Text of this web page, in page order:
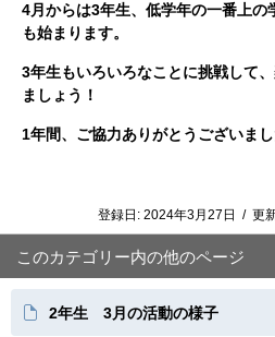
4月からは3年生、低学年の一番上の
も始まります。
3年生もいろいろなことに挑戦して
ましょう！
1年間、ご協力ありがとうございまし
登録日: 2024年3月27日 / 更
このカテゴリー内の他のページ
2年生 3月の活動の様子